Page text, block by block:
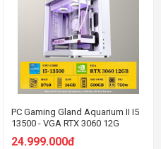
PC Gaming Gland Aquarium II I5
13500 - VGA RTX 3060 12G
24.999.000đ